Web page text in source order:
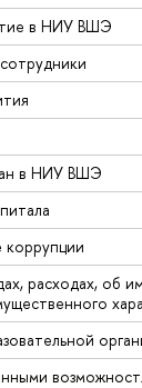
в НИУ ВШЭ
в НИУ ВШЭ
расходах, об